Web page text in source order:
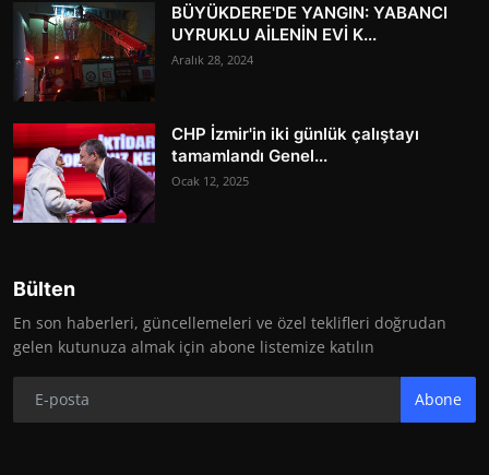
BÜYÜKDERE'DE YANGIN: YABANCI
UYRUKLU AİLENİN EVİ K...
Aralık 28, 2024
CHP İzmir'in iki günlük çalıştayı
tamamlandı Genel...
Ocak 12, 2025
Bülten
En son haberleri, güncellemeleri ve özel teklifleri doğrudan
gelen kutunuza almak için abone listemize katılın
Abone